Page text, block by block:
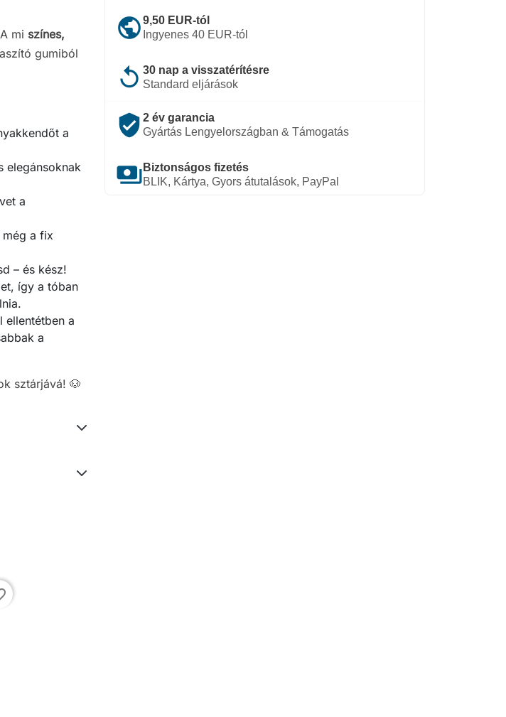
public9,50 EUR-tól
Ingyenes 40 EUR-tól
replay 30 nap a visszatérítésre
Standard eljárások
verified_user 2 év garancia
Gyártás Lengyelországban & Támogatás
payments Biztonságos fizetés
BLIK, Kártya, Gyors átutalások, PayPal
mi színes,
gumiból
a
elegánsoknak
a
még a fix
– és kész!
így a tóban
ellentétben a
a
sztárjává! 🐶